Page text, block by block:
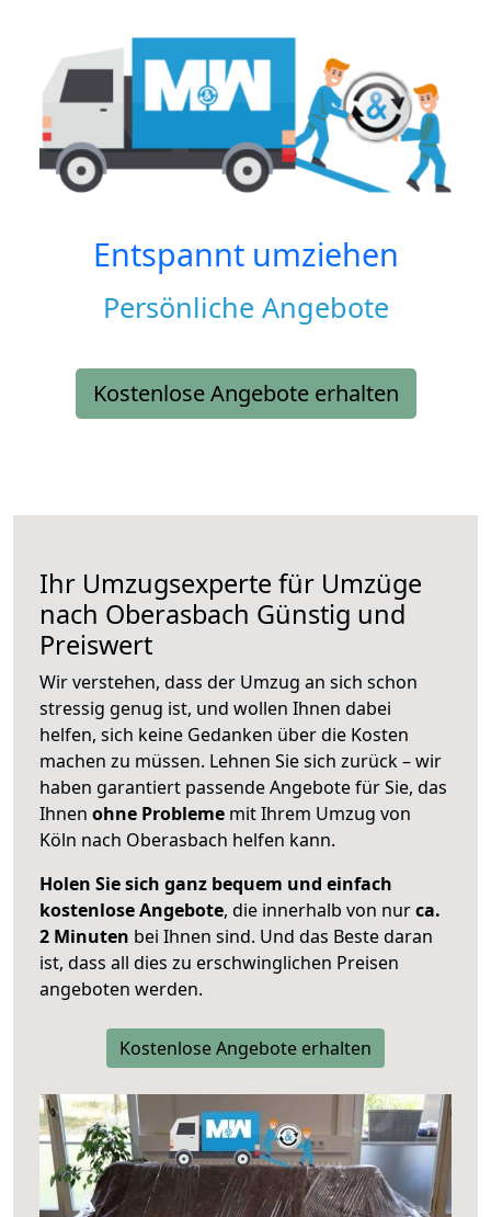
Entspannt umziehen
Persönliche Angebote
Kostenlose Angebote erhalten
Ihr Umzugsexperte für Umzüge
nach Oberasbach Günstig und
Preiswert
Wir verstehen, dass der Umzug an sich schon
stressig genug ist, und wollen Ihnen dabei
helfen, sich keine Gedanken über die Kosten
machen zu müssen. Lehnen Sie sich zurück – wir
haben garantiert passende Angebote für Sie, das
Ihnen ohne Probleme mit Ihrem Umzug von
Köln nach Oberasbach helfen kann.
Holen Sie sich ganz bequem und einfach
kostenlose Angebote, die innerhalb von nurca.
2 Minuten bei Ihnen sind. Und das Beste daran
ist, dass all dies zu erschwinglichen Preisen
angeboten werden.
Kostenlose Angebote erhalten